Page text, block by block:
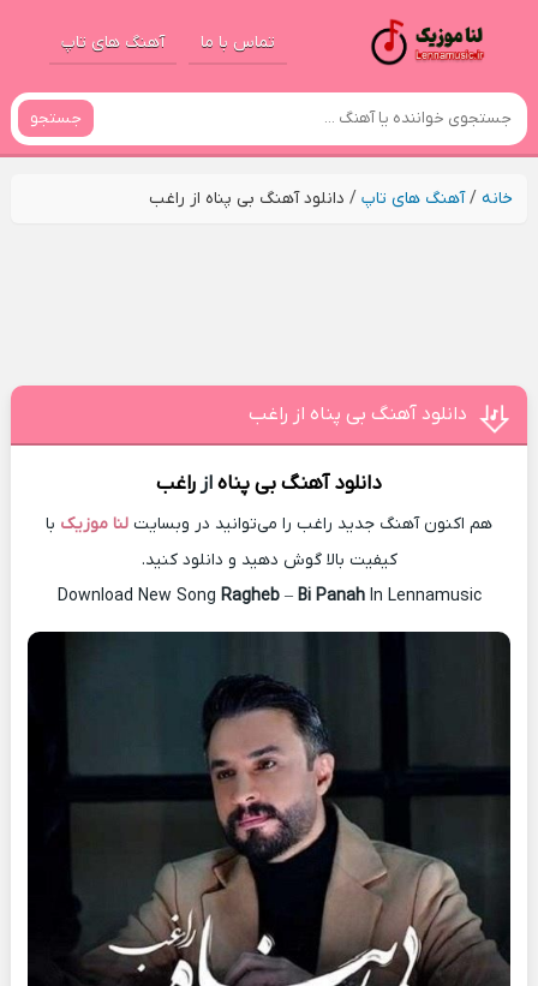
تماس با ما آهنگ های تاپ
جستجو
خانه/آهنگ های تاپ/ دانلود آهنگ بی‌ پناه از راغب
دانلود آهنگ بی‌ پناه از راغب
دانلود آهنگبی‌ پناهازراغب
هم اکنون آهنگ جدید راغب را می‌توانید در وبسایت لنا موزیک با
کیفیت بالا گوش دهید و دانلود کنید.
Download New Song Ragheb– Bi PanahIn Lennamusic